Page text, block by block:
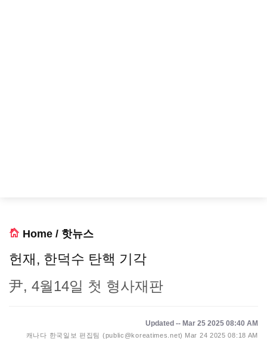
Home / 핫뉴스
헌재, 한덕수 탄핵 기각
尹, 4월14일 첫 형사재판
Updated -- Mar 25 2025 08:40 AM
캐나다 한국일보 편집팀 (public@koreatimes.net) Mar 24 2025 08:18 AM